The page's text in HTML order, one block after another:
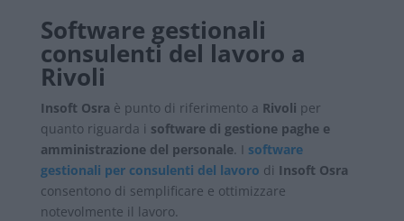
Software gestionali
consulenti del lavoro a
Rivoli
Insoft Osra è punto di riferimento a Rivoli per
quanto riguarda i software di gestione paghe e
amministrazione del personale. I software
gestionali per consulenti del lavoro di Insoft Osra
consentono di semplificare e ottimizzare
notevolmente il lavoro.